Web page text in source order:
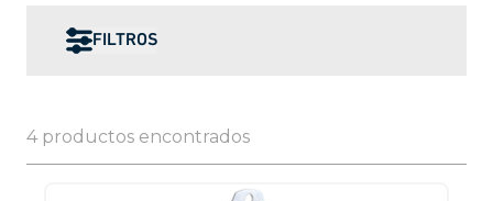
FILTROS
4 productos encontrados